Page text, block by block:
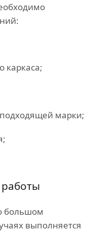
каркаса;
марки;
большом
выполняется